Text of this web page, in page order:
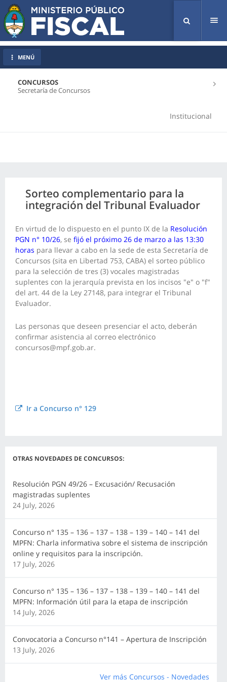
CONCURSOS
Secretaría de Concursos
Institucional
MENÚ
Sorteo complementario para la
integración del Tribunal Evaluador
En virtud de lo dispuesto en el punto IX de la Resolución
PGN n° 10/26, se fijó el próximo 26 de marzo a las 13:30
horas para llevar a cabo en la sede de esta Secretaría de
Concursos (sita en Libertad 753, CABA) el sorteo público
para la selección de tres (3) vocales magistradas
suplentes con la jerarquía prevista en los incisos "e" o "f"
del art. 44 de la Ley 27148, para integrar el Tribunal
Evaluador.
Las personas que deseen presenciar el acto, deberán
confirmar asistencia al correo electrónico
concursos@mpf.gob.ar.
Ir a Concurso n° 129
OTRAS NOVEDADES DE CONCURSOS:
Resolución PGN 49/26 – Excusación/ Recusación
magistradas suplentes
24 July, 2026
Concurso n° 135 – 136 – 137 – 138 – 139 – 140 – 141 del
MPFN: Charla informativa sobre el sistema de inscripción
online y requisitos para la inscripción.
17 July, 2026
Concurso n° 135 – 136 – 137 – 138 – 139 – 140 – 141 del
MPFN: Información útil para la etapa de inscripción
14 July, 2026
Convocatoria a Concurso n°141 – Apertura de Inscripción
13 July, 2026
Ver más Concursos - Novedades